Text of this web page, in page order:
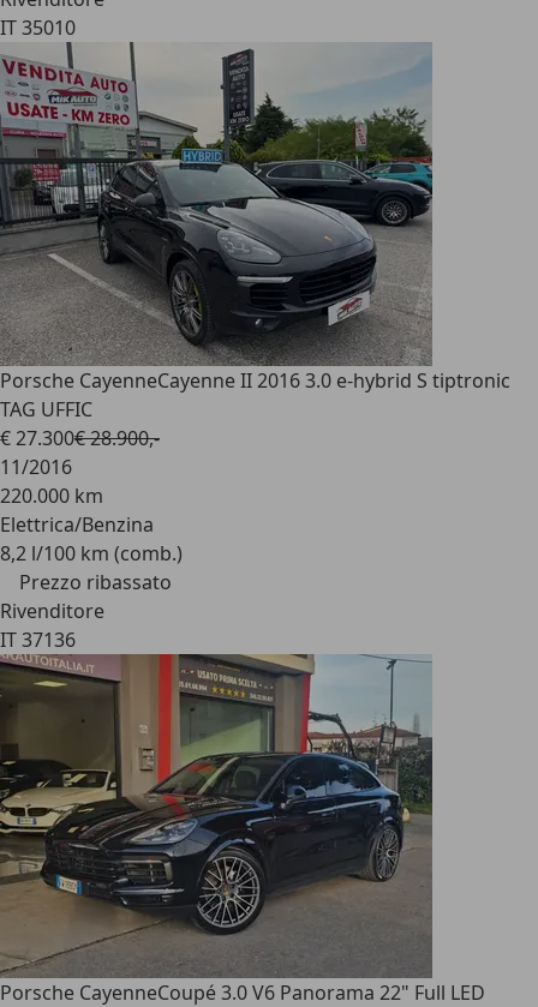
IT 35010
Porsche CayenneCayenne II 2016 3.0 e-hybrid S tiptronic
TAG UFFIC
€ 27.300€ 28.900,-
11/2016
220.000 km
Elettrica/Benzina
8,2 l/100 km (comb.)
Prezzo ribassato
Rivenditore
IT 37136
Porsche CayenneCoupé 3.0 V6 Panorama 22" Full LED